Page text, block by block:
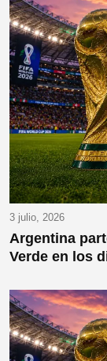
3 julio, 2026
Argentina
Verde en los